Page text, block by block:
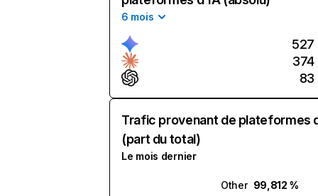
6 mois
527
374
83
Trafic provenant de plateformes
(part du total)
Le mois dernier
Other 99,812 %